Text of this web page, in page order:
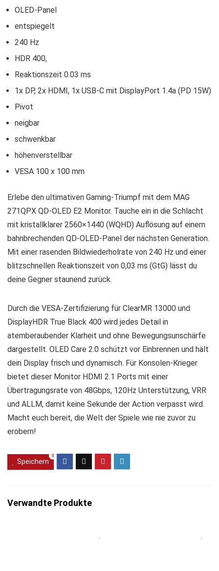
OLED-Panel
entspiegelt
240 Hz
HDR 400,
Reaktionszeit 0.03 ms
1x DP, 2x HDMI, 1x USB-C mit DisplayPort 1.4a (PD 15W)
Pivot
neigbar
schwenkbar
höhenverstellbar
VESA 100 x 100 mm
Erlebe den ultimativen Gaming-Triumpf mit dem MAG
271QPX QD-OLED E2 Monitor. Tauche ein in die Schlacht
mit kristallklarer 2560×1440 (WQHD) Auflösung auf einem
bahnbrechenden QD-OLED-Panel der nächsten Generation.
Mit einer rasenden Bildwiederholrate von 240 Hz und einer
blitzschnellen Reaktionszeit von 0,03 ms (GtG) lässt du
deine Gegner staunend zurück.
Durch die VESA-Zertifizierung für ClearMR 13000 und
DisplayHDR True Black 400 wird jedes Detail in
atemberaubender Klarheit und ohne Bewegungsunschärfe
dargestellt. OLED Care 2.0 schützt vor Einbrennen und hält
dein Display frisch und dynamisch. Für Konsolen-Krieger
bietet dieser Monitor HDMI 2.1 Ports mit einer
Übertragungsrate von 48Gbps, 120Hz Unterstützung, VRR
und ALLM, damit keine Sekunde der Action verpasst wird.
Macht euch bereit, die Welt der Spiele wie nie zuvor zu
erobern!
Speichern
0
Verwandte Produkte